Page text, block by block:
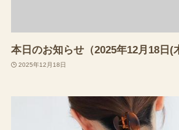
本日のお知らせ（2025年12月18日(
2025年12月18日